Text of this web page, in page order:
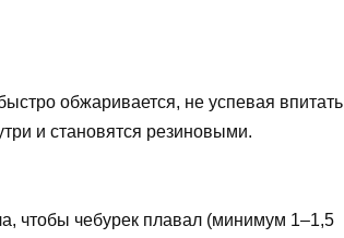
обжаривается, не успевая впитать
и становятся резиновыми.
чтобы чебурек плавал (минимум 1–1,5